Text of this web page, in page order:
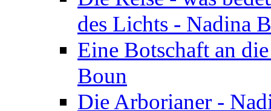
des Lichts - Nadina
Eine Botschaft an
Boun
Die Arborianer -